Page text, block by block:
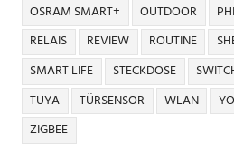
OSRAM SMART+
OUTDOOR
RELAIS
REVIEW ROUTINE
SMART LIFE
STECKDOSE
TUYA
TÜRSENSOR WLAN
ZIGBEE